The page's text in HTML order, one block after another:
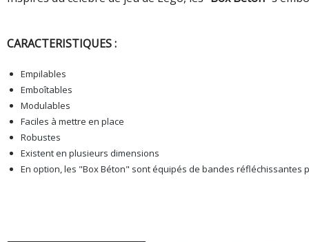
CARACTERISTIQUES :
Empilables
Emboîtables
Modulables
Faciles à mettre en place
Robustes
Existent en plusieurs dimensions
En option, les "Box Béton" sont équipés de bandes réfléchissantes